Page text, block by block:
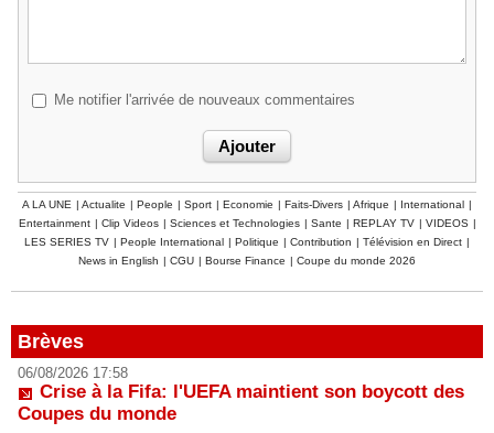
Me notifier l'arrivée de nouveaux commentaires
A LA UNE | Actualite | People | Sport | Economie | Faits-Divers | Afrique | International |
Entertainment | Clip Videos | Sciences et Technologies | Sante | REPLAY TV | VIDEOS |
LES SERIES TV | People International | Politique | Contribution | Télévision en Direct |
News in English | CGU | Bourse Finance | Coupe du monde 2026
Brèves
06/08/2026 17:58
Crise à la Fifa: l'UEFA maintient son boycott des
Coupes du monde